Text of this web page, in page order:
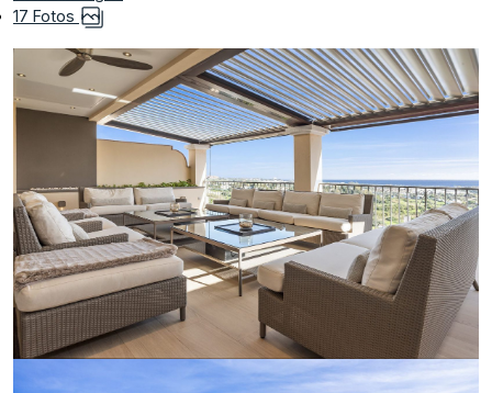
17 Fotos